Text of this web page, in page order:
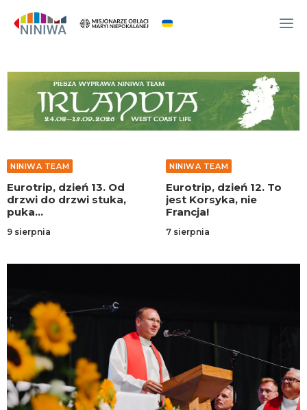
WYDARZENIA
O NAS
WSPÓLNOTA
NINIWA TEAM
FESTIWAL ŻYCIA
WOLONTARIAT
AKTUALNOŚCI
SKLEP
KONTAKT
NINIWA TEAM
Eurotrip, dzień 12. To
jest Korsyka, nie
7 sierpnia
NINIWA TEAM
Eurotrip, dzień 11.
do morza